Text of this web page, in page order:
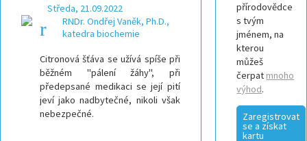
Středa, 21.09.2022
RNDr. Ondřej Vaněk, Ph.D.,
katedra biochemie
Citronová šťáva se užívá spíše při
běžném "pálení žáhy", při
předepsané medikaci se její pití
jeví jako nadbytečné, nikoli však
nebezpečné.
přírodovědce
s tvým
jménem, na
kterou
můžeš
čerpat mnoho
výhod.
Zaregistrovat
se a získat
kartu